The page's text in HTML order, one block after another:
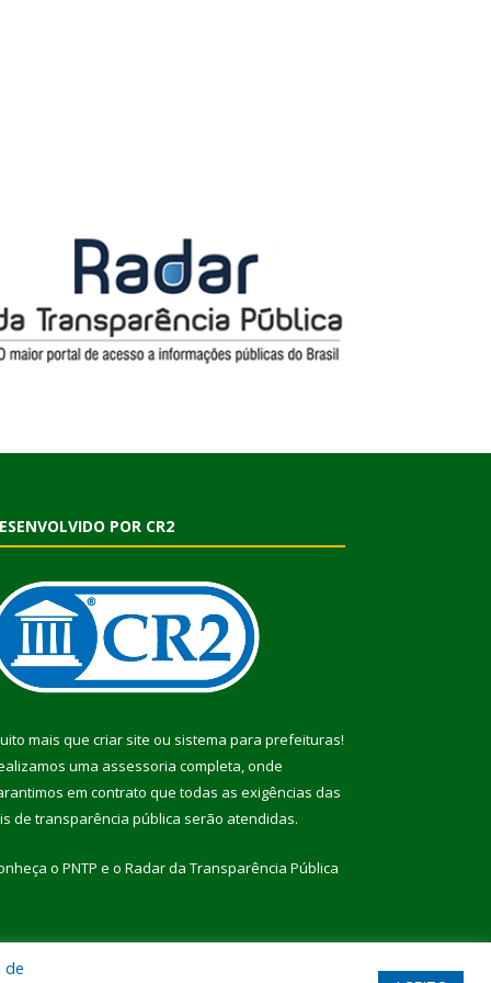
POR CR2
mais que criar site ou sistema para prefeituras!
uma assessoria completa, onde
em contrato que todas as exigências das
de transparência pública serão atendidas.
o PNTP e o Radar da Transparência Pública
de